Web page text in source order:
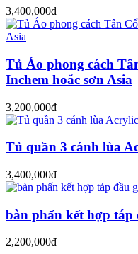
3,400,000đ
Tủ Áo phong cách
Inchem hoăc sơn Asia
3,200,000đ
Tủ quần 3 cánh lùa
3,400,000đ
bàn phấn kết hợp táp
2,200,000đ